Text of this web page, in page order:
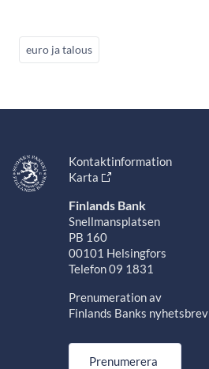
euro ja talous
Kontaktinformation
Karta
Finlands Bank
Snellmansplatsen
PB 160
00101 Helsingfors
Telefon 09 1831
Prenumeration av
Finlands Banks nyhetsbrev
Prenumerera